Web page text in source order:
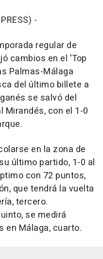
-
regular de
cambios en el 'Top
Palmas-Málaga
del último billete a
se salvó del
Mirandés, con el 1-0
en la zona de
último partido, 1-0 al
con 72 puntos,
que tendrá la vuelta
tercero.
se medirá
en Málaga, cuarto.